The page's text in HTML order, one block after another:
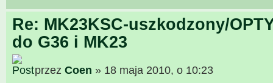
Re: MK23KSC-uszkodzony/
do G36 i MK23
przez Coen » 18 maja 2010, o 10:23